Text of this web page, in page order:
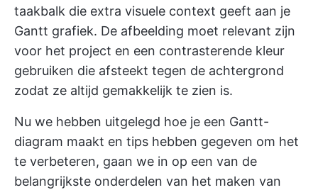
taakbalk die extra visuele context geeft aan je
Gantt grafiek. De afbeelding moet relevant zijn
voor het project en een contrasterende kleur
gebruiken die afsteekt tegen de achtergrond
zodat ze altijd gemakkelijk te zien is.
Nu we hebben uitgelegd hoe je een Gantt-
diagram maakt en tips hebben gegeven om het
te verbeteren, gaan we in op een van de
belangrijkste onderdelen van het maken van